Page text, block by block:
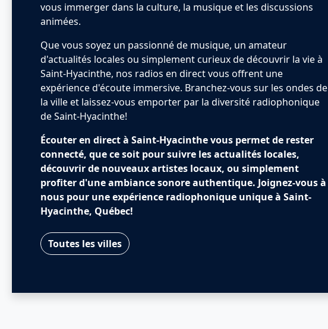
vous immerger dans la culture, la musique et les discussions
animées.
Que vous soyez un passionné de musique, un amateur
d'actualités locales ou simplement curieux de découvrir la vie à
Saint-Hyacinthe, nos radios en direct vous offrent une
expérience d'écoute immersive. Branchez-vous sur les ondes de
la ville et laissez-vous emporter par la diversité radiophonique
de Saint-Hyacinthe!
Écouter en direct à Saint-Hyacinthe vous permet de rester
connecté, que ce soit pour suivre les actualités locales,
découvrir de nouveaux artistes locaux, ou simplement
profiter d'une ambiance sonore authentique. Joignez-vous à
nous pour une expérience radiophonique unique à Saint-
Hyacinthe, Québec!
Toutes les villes